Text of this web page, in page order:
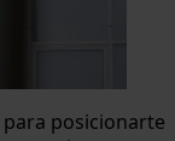
posicionarte